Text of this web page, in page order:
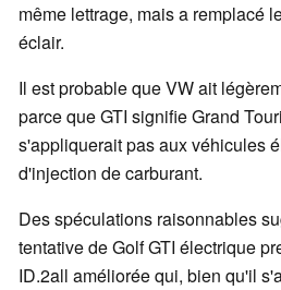
même lettrage, mais a remplacé
éclair.
Il est probable que VW ait
parce que GTI signifie Grand
s'appliquerait pas aux véhicules
d'injection de carburant.
Des spéculations raisonnables
tentative de Golf GTI électrique
ID.2all améliorée qui, bien qu'il